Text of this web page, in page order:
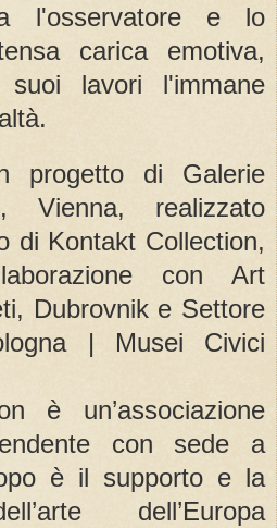
l'osservatore e lo
carica emotiva,
lavori l'immane
progetto di Galerie
Vienna, realizzato
di Kontakt Collection,
con Art
Dubrovnik e Settore
| Musei Civici
è un’associazione
con sede a
è il supporto e la
dell’Europa